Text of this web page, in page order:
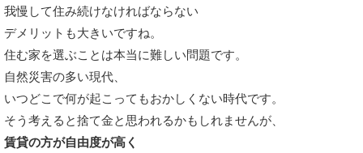
我慢して住み続けなければならない
デメリットも大きいですね。
住む家を選ぶことは本当に難しい問題です。
自然災害の多い現代、
いつどこで何が起こってもおかしくない時代です。
そう考えると捨て金と思われるかもしれませんが、
賃貸の方が自由度が高く